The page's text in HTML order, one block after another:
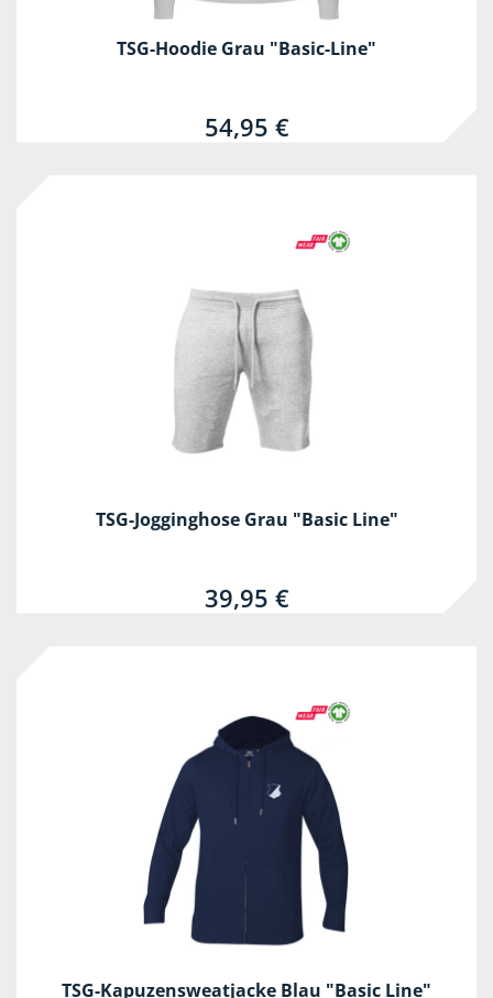
TSG-Hoodie Grau "Basic-Line"
54,95 €
TSG-Jogginghose Grau "Basic Line"
39,95 €
TSG-Kapuzensweatjacke Blau "Basic Line"